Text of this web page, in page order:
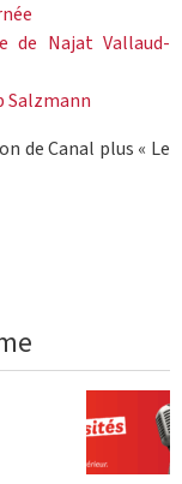
de Najat Vallaud-
Salzmann
de Canal plus « Le